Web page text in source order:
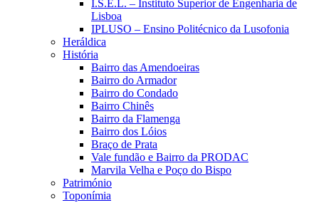
I.S.E.L. – Instituto Superior de Engenharia de
Lisboa
IPLUSO – Ensino Politécnico da Lusofonia
Heráldica
História
Bairro das Amendoeiras
Bairro do Armador
Bairro do Condado
Bairro Chinês
Bairro da Flamenga
Bairro dos Lóios
Braço de Prata
Vale fundão e Bairro da PRODAC
Marvila Velha e Poço do Bispo
Património
Toponímia